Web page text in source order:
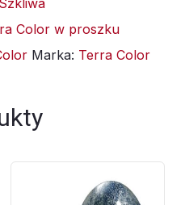
Color w proszku
Marka: Terra Color